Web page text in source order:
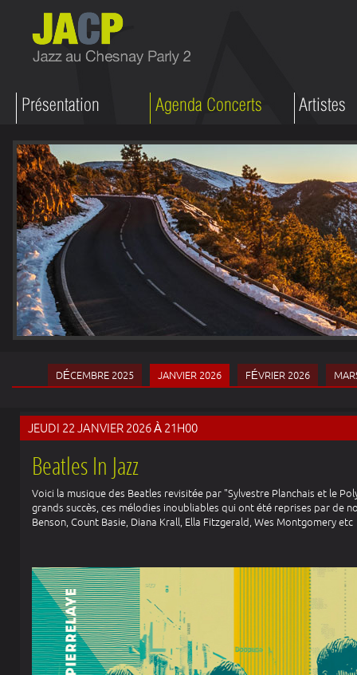
DÉCEMBRE 2025 JANVIER 2026 FÉVRIER 2026
JEUDI 22 JANVIER 2026 À 21H00
Beatles In Jazz
Voici la musique des Beatles revisitée par "Sylvestre Planchais et le
grands succès, ces mélodies inoubliables qui ont été reprises par de
Benson, Count Basie, Diana Krall, Ella Fitzgerald, Wes Montgomery etc